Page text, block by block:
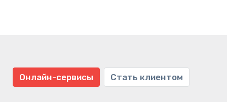
Онлайн-сервисы Стать клиентом